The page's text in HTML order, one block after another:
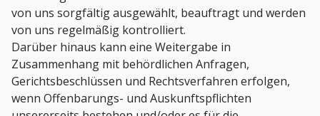
von uns sorgfältig ausgewählt, beauftragt und werden
von uns regelmäßig kontrolliert.
Darüber hinaus kann eine Weitergabe in
Zusammenhang mit behördlichen Anfragen,
Gerichtsbeschlüssen und Rechtsverfahren erfolgen,
wenn Offenbarungs- und Auskunftspflichten